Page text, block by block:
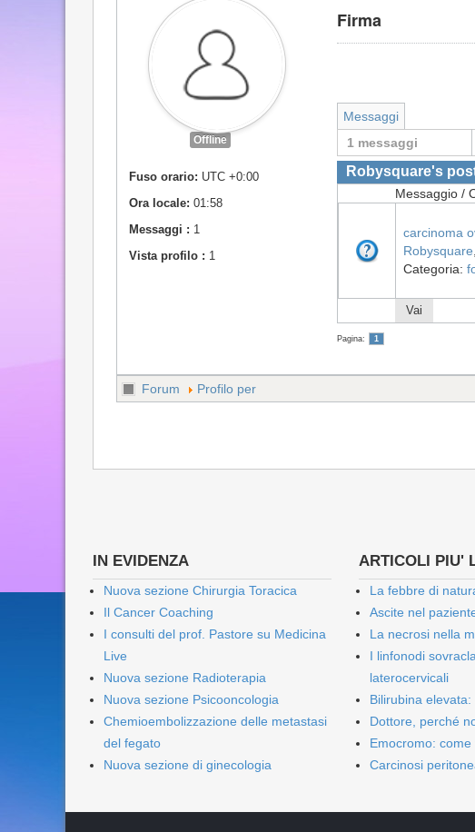
Offline
Fuso orario: UTC +0:00
Ora locale: 01:58
Messaggi : 1
Vista profilo : 1
Firma
Messaggi
1 messaggi
Robysquare's
Messaggio /
Vai
carcinoma
Robysquare
Categoria:
Pagina: 1
Forum Profilo per
IN EVIDENZA
Nuova sezione Chirurgia Toracica
Il Cancer Coaching
I consulti del prof. Pastore su Medicina
Live
Nuova sezione Radioterapia
Nuova sezione Psicooncologia
Chemioembolizzazione delle metastasi
del fegato
Nuova sezione di ginecologia
ARTICOLI PIU'
La febbre di
Ascite nel
La necrosi nella
I linfonodi
laterocervicali
Bilirubina
Dottore, perché
Emocromo: come
Carcinosi